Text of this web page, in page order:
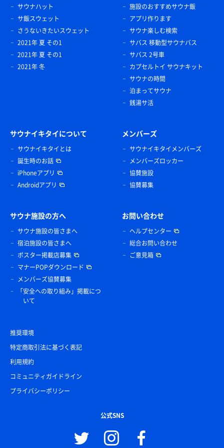
サウナハット
サ飯スウェット
さうないきたいスウェット
2021年 夏 その1
2021年 夏 その1
2021年 冬
施設のおすすめサウナ飯
アプリ作ります
サウナ楽しむ検索
サバス 移動型サウナバス
サバス 2号車
カプセルトイ サウナキット
サウナの時間
泊まってサウナ
銭湯サ活
サウナイキタイについて
サウナイキタイとは
誕生時のお話
iPhoneアプリ
Androidアプリ
メンバーズ
サウナイキタイメンバーズ
メンバーズロッカー
協賛施設
協賛募集
サウナ施設の方へ
サウナ施設の皆さまへ
宿泊施設の皆さまへ
ポスター掲載店募集
マナーPOPダウンロード
メンバーズ協賛募集
「安全への取り組み」掲載につ
いて
お問い合わせ
ヘルプセンター
総合お問い合わせ
ご意見箱
推奨環境
特定商取引法に基づく表記
利用規約
コミュニティガイドライン
プライバシーポリシー
公式SNS